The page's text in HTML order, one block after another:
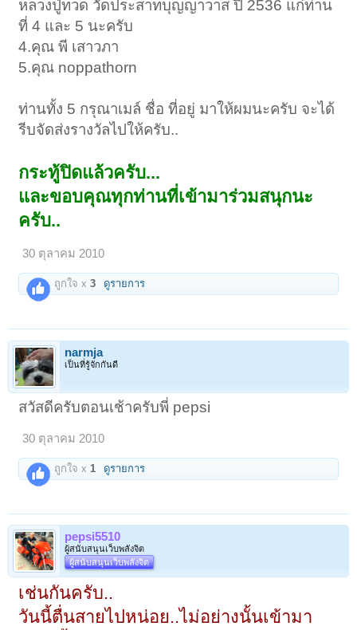
หลวงปู่ทวด วัดประสาทบุญญาวาส ปี 2536 แก่ท่าน
ที่ 4 และ 5 นะครับ
4.คุณ พี เสาวภา
5.คุณ noppathorn
ท่านทั้ง 5 กรุณาเมล์ ชื่อ ที่อยู่ มาให้ผมนะครับ จะได้
รีบจัดส่งรางวัลไปให้ครับ..
กระทู้ปิดแล้วครับ...
และขอบคุณทุกท่านที่เข้ามาร่วมสนุกนะ
ครับ..
30 ตุลาคม 2010
ถูกใจ x3 ดูรายการ
narmja
เป็นที่รู้จักกันดี
สวัสดีครับตอนเช้าครับพี่ pepsi
30 ตุลาคม 2010
ถูกใจ x 1 ดูรายการ
pepsi5510
ผู้สนับสนุนเว็บพลังจิต
ผู้สนับสนุนเว็บพลังจิต
เช่นกันครับ..
วันนี้ตื่นสายไปหน่อย..ไม่อย่างนั้นเข้ามา